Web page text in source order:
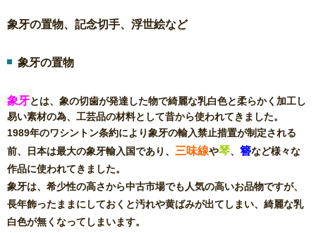
象牙の置物、記念切手、浮世絵など
象牙の置物
象牙とは、象の切歯が発達した物で綺麗な乳白色と柔らかく加工し
易い素材の為、工芸品の材料として昔から使われてきました。
1989年のワシントン条約により象牙の輸入禁止措置が制定される
前、日本は最大の象牙輸入国であり、 三味線や琴、 簪など様々な
作品に使われてきました。
象牙は、希少性の高さから中古市場でも人気の高いお品物ですが、
長年飾ったままにしておくと汚れや黄ばみが出てしまい、綺麗な乳
白色が無くなってしまいます。